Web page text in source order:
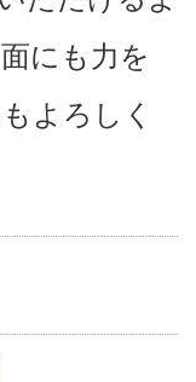
にも力を
よろしく